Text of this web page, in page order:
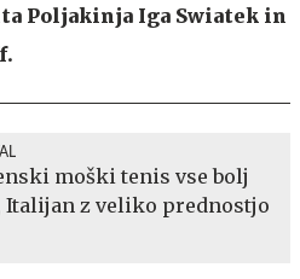
Poljakinja Iga Swiatek in
moški tenis vse bolj
Italijan z veliko prednostjo